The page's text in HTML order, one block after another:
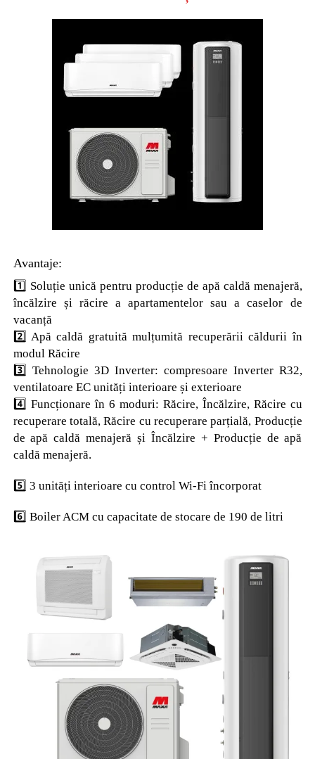
Avantaje:
1️⃣ Soluție unică pentru producție de apă caldă menajeră,
încălzire și răcire a apartamentelor sau a caselor de
vacanță
2️⃣ Apă caldă gratuită mulțumită recuperării căldurii în
modul Răcire
3️⃣ Tehnologie 3D Inverter: compresoare Inverter R32,
ventilatoare EC unități interioare și exterioare
4️⃣ Funcționare în 6 moduri: Răcire, Încălzire, Răcire cu
recuperare totală, Răcire cu recuperare parțială, Producție
de apă caldă menajeră și Încălzire + Producție de apă
caldă menajeră.
5️⃣ 3 unități interioare cu control Wi-Fi încorporat
6️⃣ Boiler ACM cu capacitate de stocare de 190 de litri